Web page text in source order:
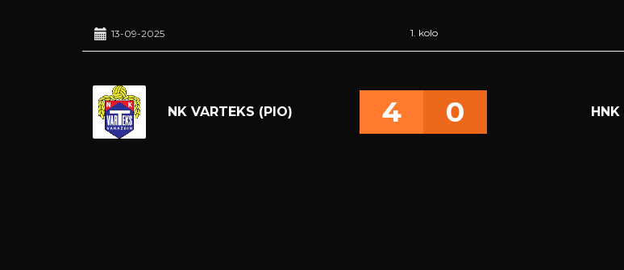
13-09-2025 1. kolo
NK VARTEKS (PIO) HNK
4 0